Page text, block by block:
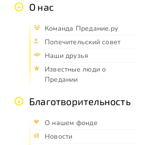
О нас
Команда Предание.ру
Попечительский совет
Наши друзья
Известные люди о
Предании
Благотворительность
О нашем фонде
Новости